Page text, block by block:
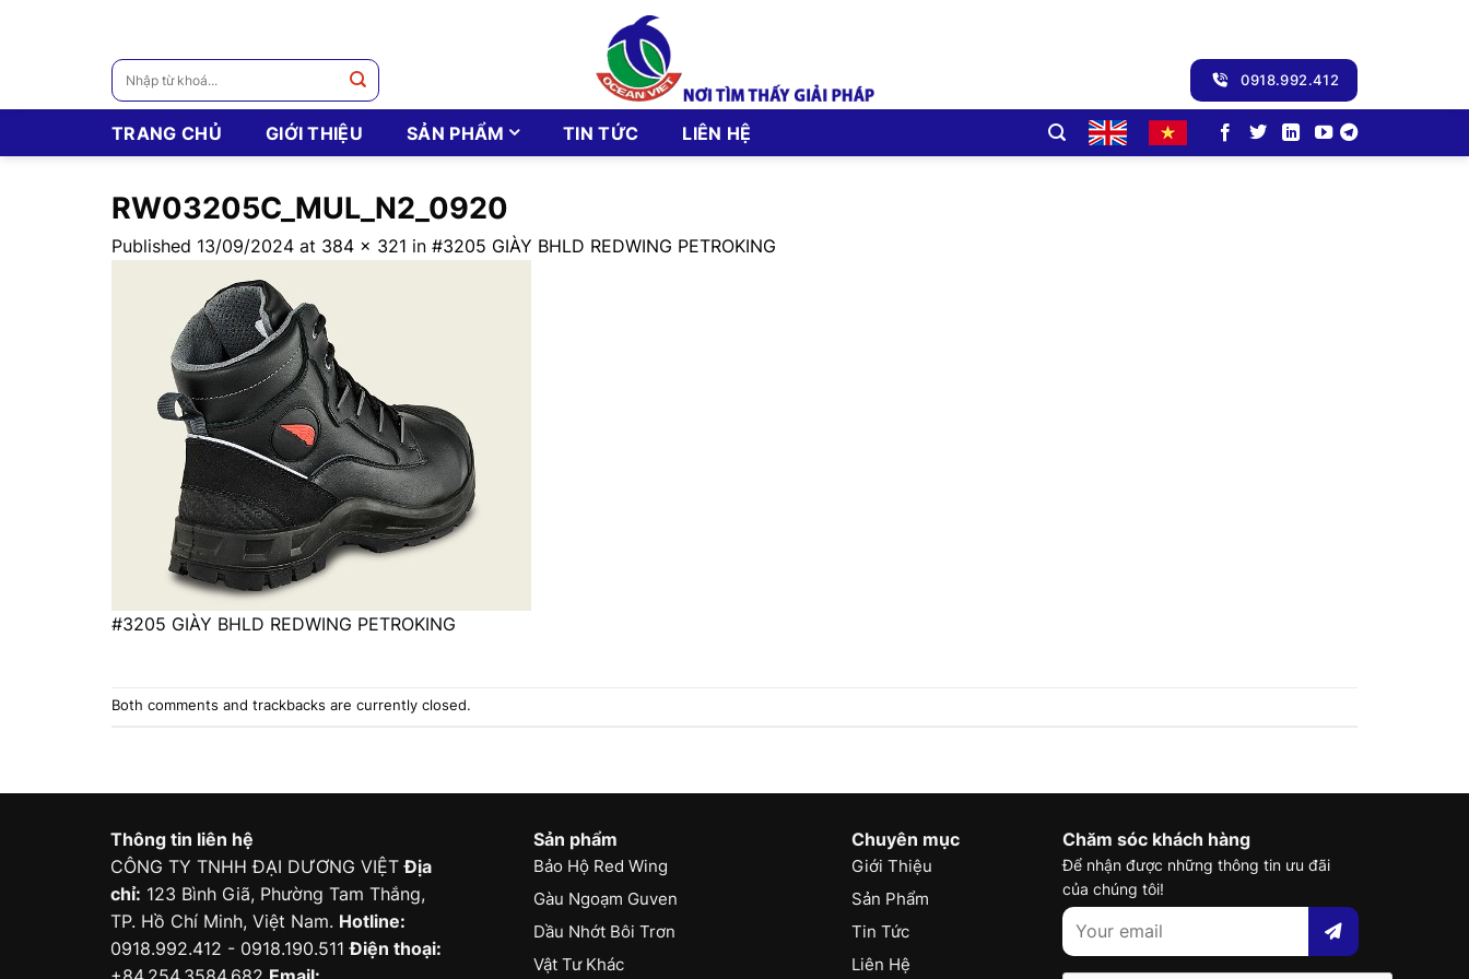
Tìm
kiếm:
0918.992.412
TRANG CHỦ GIỚI THIỆU SẢN PHẨM TIN TỨC LIÊN HỆ
RW03205C_MUL_N2_0920
Published 13/09/2024 at 384 × 321 in #3205 GIÀY BHLD REDWING PETROKING
#3205 GIÀY BHLD REDWING PETROKING
Both comments and trackbacks are currently closed.
Thông tin liên hệ
CÔNG TY TNHH ĐẠI DƯƠNG VIỆTĐịa
chỉ: 123 Bình Giã, Phường Tam Thắng,
TP. Hồ Chí Minh, Việt Nam. Hotline:
0918.992.412 - 0918.190.511Điện thoại:
Sản phẩm
Bảo Hộ Red Wing
Gàu Ngoạm Guven
Dầu Nhớt Bôi Trơn
Vật Tư Khác
Chuyên mục
Giới Thiệu
Sản Phẩm
Tin Tức
Liên Hệ
Chăm sóc khách hàng
Để nhận được những thông tin ưu đãi
của chúng tôi!